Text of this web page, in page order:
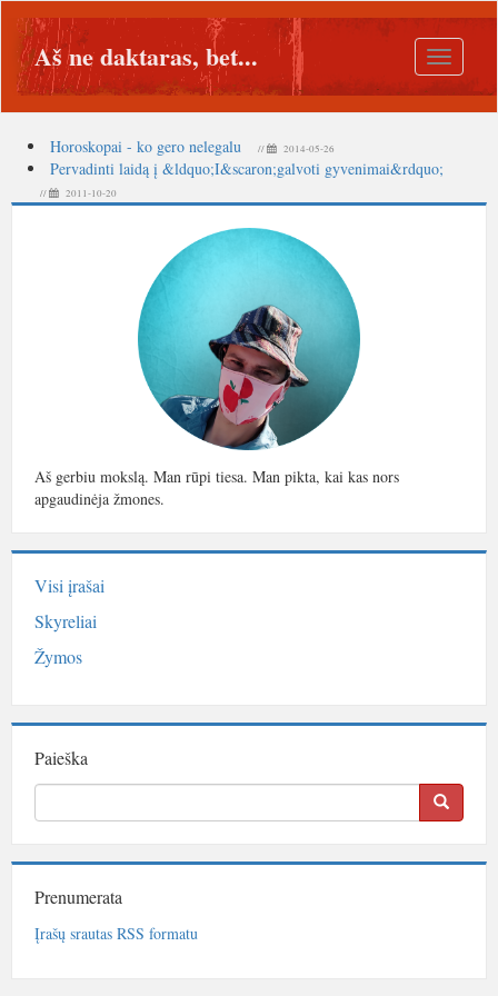
Toggle
Aš ne daktaras, bet...
Horoskopai - ko gero nelegalu // 2014-05-26
Pervadinti laidą į &ldquo;I&scaron;galvoti gyvenimai&rdquo;
// 2011-10-20
Aš gerbiu mokslą. Man rūpi tiesa. Man pikta, kai kas nors
apgaudinėja žmones.
Visi įrašai
Skyreliai
Žymos
Paieška
Prenumerata
Įrašų srautas RSS formatu